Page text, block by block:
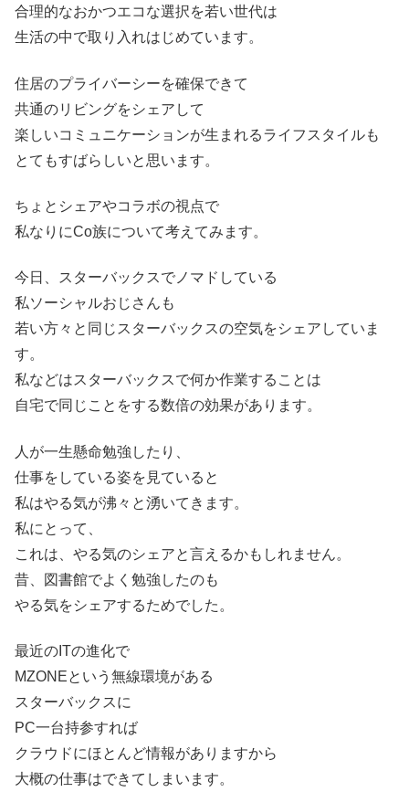
合理的なおかつエコな選択を若い世代は
生活の中で取り入れはじめています。
住居のプライバーシーを確保できて
共通のリビングをシェアして
楽しいコミュニケーションが生まれるライフスタイルも
とてもすばらしいと思います。
ちょとシェアやコラボの視点で
私なりにCo族について考えてみます。
今日、スターバックスでノマドしている
私ソーシャルおじさんも
若い方々と同じスターバックスの空気をシェアしていま
す。
私などはスターバックスで何か作業することは
自宅で同じことをする数倍の効果があります。
人が一生懸命勉強したり、
仕事をしている姿を見ていると
私はやる気が沸々と湧いてきます。
私にとって、
これは、やる気のシェアと言えるかもしれません。
昔、図書館でよく勉強したのも
やる気をシェアするためでした。
最近のITの進化で
MZONEという無線環境がある
スターバックスに
PC一台持参すれば
クラウドにほとんど情報がありますから
大概の仕事はできてしまいます。